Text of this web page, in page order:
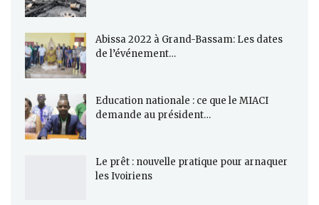
Abissa 2022 à Grand-Bassam: Les dates
de l’événement…
Education nationale : ce que le MIACI
demande au président…
Le prêt : nouvelle pratique pour arnaquer
les Ivoiriens